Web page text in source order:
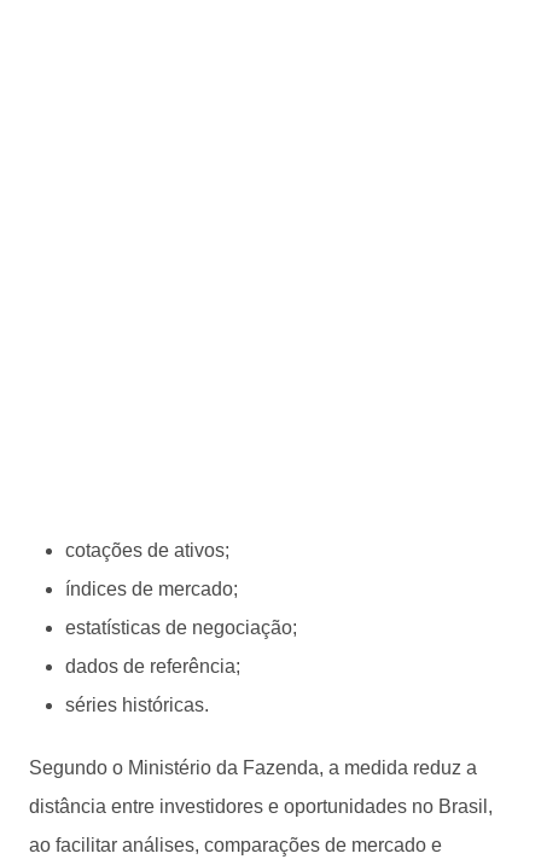
cotações de ativos;
índices de mercado;
estatísticas de negociação;
dados de referência;
séries históricas.
Segundo o Ministério da Fazenda, a medida reduz a
distância entre investidores e oportunidades no Brasil,
ao facilitar análises, comparações de mercado e